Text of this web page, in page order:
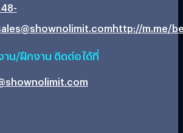
http://m.me/
าน/ฝึกงาน ติดต่อได้ที่